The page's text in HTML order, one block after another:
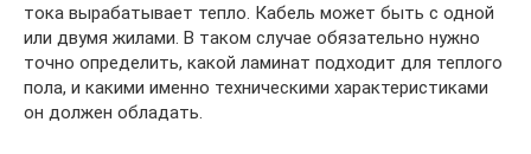
тока вырабатывает тепло. Кабель может быть с одной
или двумя жилами. В таком случае обязательно нужно
точно определить, какой ламинат подходит для теплого
пола, и какими именно техническими характеристиками
он должен обладать.